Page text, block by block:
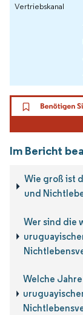
Vertriebskanal
Im Bericht
Wie groß ist
und
Wer sind die
Welche